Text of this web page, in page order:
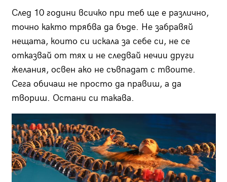
След 10 години всичко при теб ще е различно,
точно както трябва да бъде. Не забравяй
нещата, които си искала за себе си, не се
отказвай от тях и не следвай нечии други
желания, освен ако не съвпадат с твоите.
Сега обичаш не просто да правиш, а да
твориш. Остани си такава.